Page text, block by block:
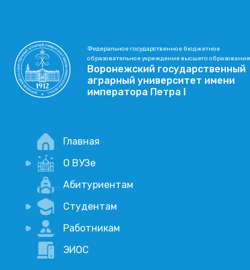
Федеральное государственное бюджетное
образовательное учреждение высшего образования
Воронежский государственный
аграрный университет имени
императора Петра I
Главная
О ВУЗе
Новости
Учебный процесс
Научная деятельность
Абитуриентам
Студентам
Портал дистанционого обучения
Академические отпуска
Работникам
Внимание, опрос!
ЭИОС